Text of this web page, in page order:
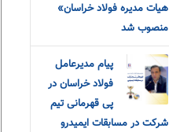
هیات مدیره فولاد خراسان»
منصوب شد
پیام مدیرعامل
فولاد خراسان در
پی قهرمانی تیم
شرکت در مسابقات ایمیدرو